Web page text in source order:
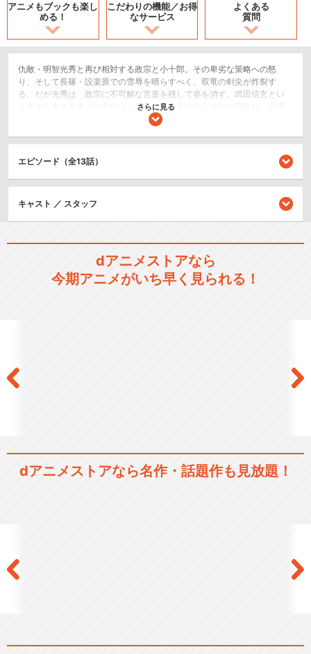
アニメもブックも楽し
める！
こだわりの機能／お得
なサービス
よくある
質問
仇敵・明智光秀と再び相対する政宗と小十郎。その卑劣な策略への怒
り、そして長篠・設楽原での雪辱を晴らすべく、双竜の剣尖が炸裂す
る。だが光秀は、政宗に不可解な言葉を残して姿を消す。武田信玄とい
う大きな支えを失った幸村は、物言わぬ主君の傍らでただ項垂れ、悲嘆
に暮れていた。やがて、織田信長が本能寺へ入ったとの情報がもたらさ
罠だと判断するが、政宗はあえて斬り込む意思を示すと、幸村の前でさ
らなる衝撃の発言をするのだった!
戦国BASARA弐
st …
さらに見る
エピソード（全13話）
キャスト ／ スタッフ
dアニメストアなら
今期アニメがいち早く見られる！
dアニメストアなら名作・話題作も見放題！